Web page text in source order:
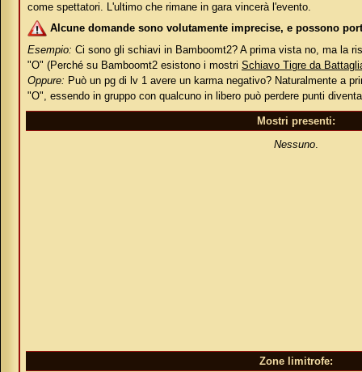
come spettatori. L'ultimo che rimane in gara vincerà l'evento.
Alcune domande sono volutamente imprecise, e possono
Esempio: Ci sono gli schiavi in Bamboomt2? A prima vista no, ma la
"O" (Perché su Bamboomt2 esistono i mostri Schiavo Tigre da
Oppure: Può un pg di lv 1 avere un karma negativo? Naturalmente a
"O", essendo in gruppo con qualcuno in libero può perdere punti
Mostri presenti:
Nessuno.
Zone limitrofe: